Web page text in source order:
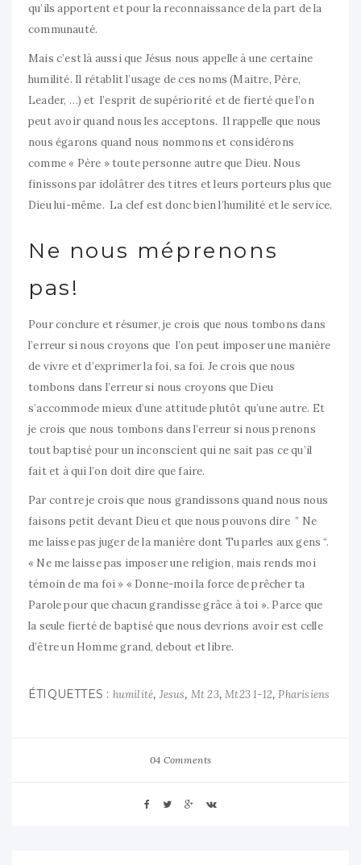
qu’ils apportent et pour la reconnaissance de la part de la
communauté.
Mais c’est là aussi que Jésus nous appelle à une certaine
humilité. Il rétablit l’usage de ces noms (Maitre, Père,
Leader, …) et l’esprit de supériorité et de fierté que l’on
peut avoir quand nous les acceptons. Il rappelle que nous
nous égarons quand nous nommons et considérons
comme « Père » toute personne autre que Dieu. Nous
finissons par idolâtrer des titres et leurs porteurs plus que
Dieu lui-même. La clef est donc bien l’humilité et le service.
Ne nous méprenons
pas!
Pour conclure et résumer, je crois que nous tombons dans
l’erreur si nous croyons que l’on peut imposer une manière
de vivre et d’exprimer la foi, sa foi. Je crois que nous
tombons dans l’erreur si nous croyons que Dieu
s’accommode mieux d’une attitude plutôt qu’une autre. Et
je crois que nous tombons dans l’erreur si nous prenons
tout baptisé pour un inconscient qui ne sait pas ce qu’il
fait et à qui l’on doit dire que faire.
Par contre je crois que nous grandissons quand nous nous
faisons petit devant Dieu et que nous pouvons dire ” Ne
me laisse pas juger de la manière dont Tu parles aux gens “.
« Ne me laisse pas imposer une religion, mais rends moi
témoin de ma foi » « Donne-moi la force de prêcher ta
Parole pour que chacun grandisse grâce à toi ». Parce que
la seule fierté de baptisé que nous devrions avoir est celle
d’être un Homme grand, debout et libre.
ÉTIQUETTES : humilité, Jesus, Mt 23,Mt23 1-12,Pharisiens
04 Comments